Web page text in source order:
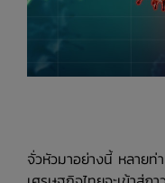
จั่วหัวมาอย่างนี้ หลายท่